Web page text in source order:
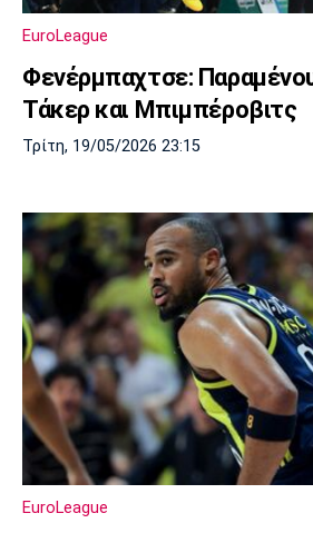
Λίβερπουλ
Μάντσεστερ
Ίντερ
Μπορούσια
Ντόρτμουντ
Παρί Σεν
Ζερμέν
Μονακό
Ερυθρός
Αστέρας
EuroLeague
Φενέρμπαχτσε:
Τάκερ και Μπιμπέροβιτς
Τρίτη, 19/05/2026 23:15
EuroLeague